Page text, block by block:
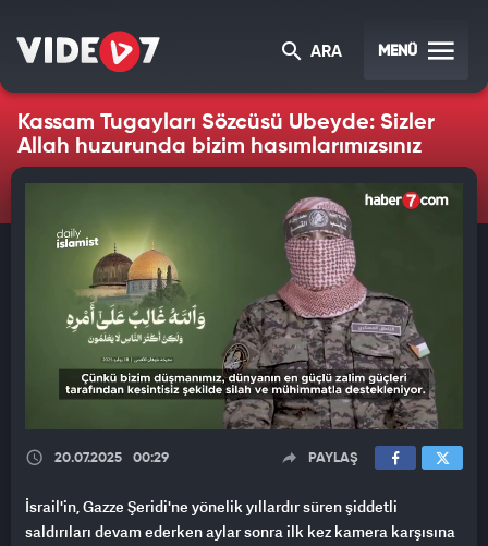
ARA MENÜ
Kassam Tugayları Sözcüsü Ubeyde: Sizler
Allah huzurunda bizim hasımlarımızsınız
20.07.2025 00:29 PAYLAŞ
İsrail'in, Gazze Şeridi'ne yönelik yıllardır süren şiddetli
saldırıları devam ederken aylar sonra ilk kez kamera karşısına